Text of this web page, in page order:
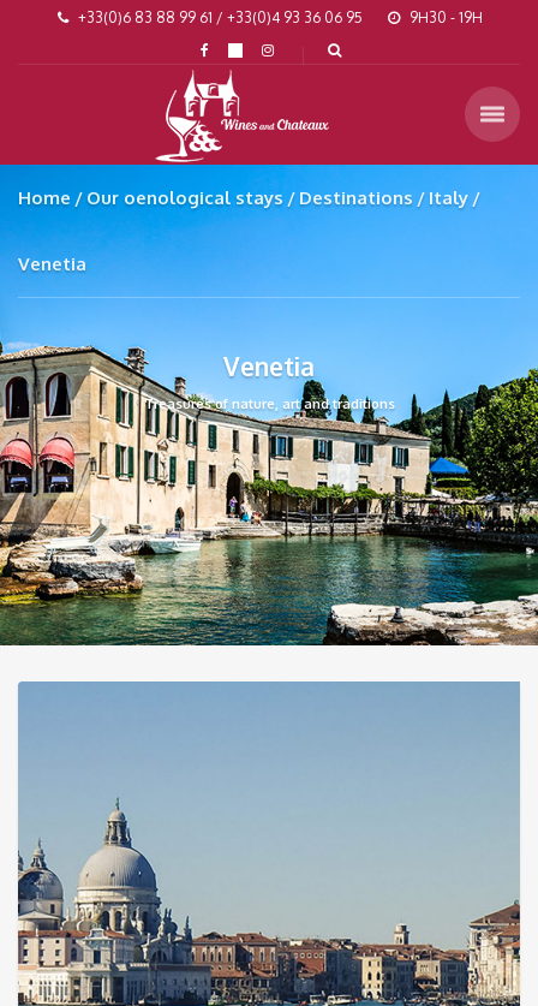
+33(0)6 83 88 99 61 / +33(0)4 93 36 06 95 9H30 - 19H
Home Our oenological stays Destinations Italy
Venetia
Venetia
Treasures of nature, art and traditions